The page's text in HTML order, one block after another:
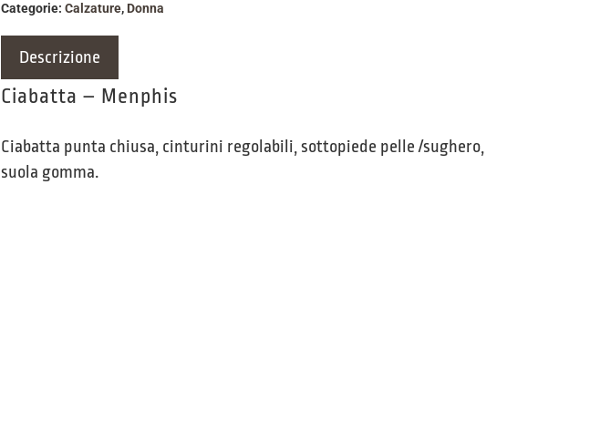
Categorie: Calzature, Donna
Descrizione
Ciabatta – Menphis
Ciabatta punta chiusa, cinturini regolabili, sottopiede pelle /sughero,
suola gomma.